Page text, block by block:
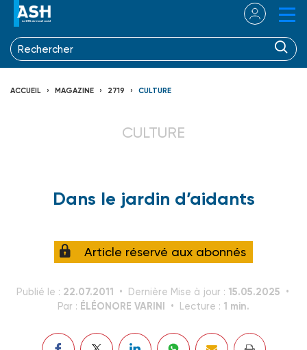
ACCUEIL MAGAZINE 2719 CULTURE
CULTURE
Dans le jardin d’aidants
Article réservé aux abonnés
Publié le : 22.07.2011 Dernière Mise à jour : 15.05.2025
Par : ÉLÉONORE VARINI Lecture : 1 min.